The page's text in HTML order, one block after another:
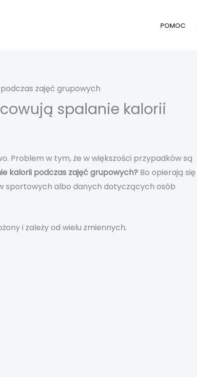
POMOC
spalanie kalorii
Problem w tym, że w większości przypadków są
kalorii podczas zajęć grupowych? Bo opierają się
sportowych albo danych dotyczących osób
i zależy od wielu zmiennych.